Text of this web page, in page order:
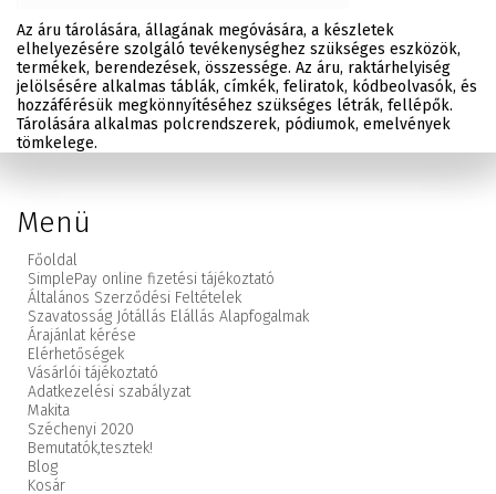
Az áru tárolására, állagának megóvására, a készletek
elhelyezésére szolgáló tevékenységhez szükséges eszközök,
termékek, berendezések, összessége. Az áru, raktárhelyiség
jelölsésére alkalmas táblák, címkék, feliratok, kódbeolvasók, és
hozzáférésük megkönnyítéséhez szükséges létrák, fellépők.
Tárolására alkalmas polcrendszerek, pódiumok, emelvények
tömkelege.
Menü
Főoldal
SimplePay online fizetési tájékoztató
Általános Szerződési Feltételek
Szavatosság Jótállás Elállás Alapfogalmak
Árajánlat kérése
Elérhetőségek
Vásárlói tájékoztató
Adatkezelési szabályzat
Makita
Széchenyi 2020
Bemutatók,tesztek!
Blog
Kosár